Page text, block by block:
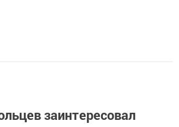
заинтересовал